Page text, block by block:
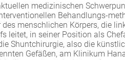
medizinischen
Behandlungs-
menschlichen Körpers, die
leitet, in seiner Position als
Shuntchirurgie, also die
Gefäßen, am Klinikum